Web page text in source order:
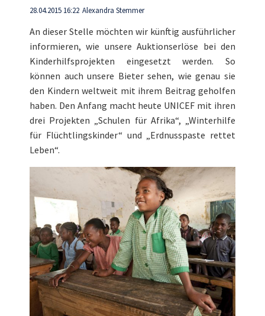
28.04.2015 16:22 Alexandra Stemmer
An dieser Stelle möchten wir künftig ausführlicher
informieren, wie unsere Auktionserlöse bei den
Kinderhilfsprojekten eingesetzt werden. So
können auch unsere Bieter sehen, wie genau sie
den Kindern weltweit mit ihrem Beitrag geholfen
haben. Den Anfang macht heute UNICEF mit ihren
drei Projekten „Schulen für Afrika“, „Winterhilfe
für Flüchtlingskinder“ und „Erdnusspaste rettet
Leben“.